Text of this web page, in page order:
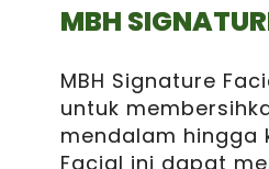
MBH
MBH Signature
untuk
mendalam hingga
Facial ini dapat